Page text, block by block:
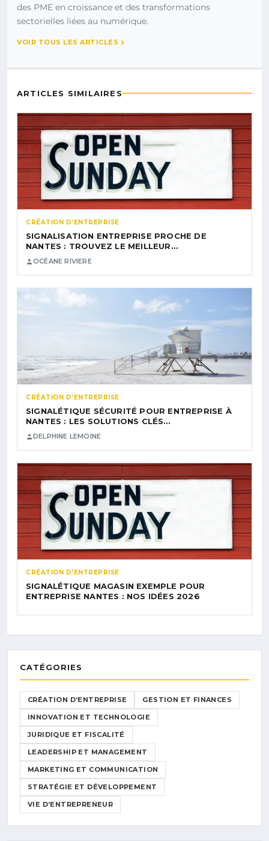
des PME en croissance et des transformations
sectorielles liées au numérique.
VOIR TOUS LES ARTICLES
ARTICLES SIMILAIRES
CRÉATION D’ENTREPRISE
SIGNALISATION ENTREPRISE PROCHE DE
NANTES : TROUVEZ LE MEILLEUR…
OCÉANE RIVIERE
CRÉATION D’ENTREPRISE
SIGNALÉTIQUE SÉCURITÉ POUR ENTREPRISE À
NANTES : LES SOLUTIONS CLÉS…
DELPHINE LEMOINE
CRÉATION D’ENTREPRISE
SIGNALÉTIQUE MAGASIN EXEMPLE POUR
ENTREPRISE NANTES : NOS IDÉES 2026
CATÉGORIES
CRÉATION D’ENTREPRISE GESTION ET FINANCES
INNOVATION ET TECHNOLOGIE
JURIDIQUE ET FISCALITÉ
LEADERSHIP ET MANAGEMENT
MARKETING ET COMMUNICATION
STRATÉGIE ET DÉVELOPPEMENT
VIE D’ENTREPRENEUR